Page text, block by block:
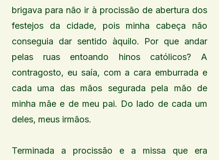
brigava para não ir à procissão de abertura dos
festejos da cidade, pois minha cabeça não
conseguia dar sentido àquilo. Por que andar
pelas ruas entoando hinos católicos? A
contragosto, eu saía, com a cara emburrada e
cada uma das mãos segurada pela mão de
minha mãe e de meu pai. Do lado de cada um
deles, meus irmãos.
Terminada a procissão e a missa que era